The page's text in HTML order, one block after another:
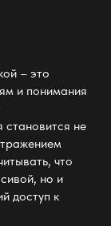
– это
и понимания
становится не
что
но и
доступ к